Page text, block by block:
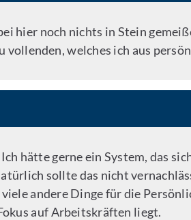
hier noch nichts in Stein
welches ich aus
hätte gerne ein System, das
sollte das nicht
andere Dinge für die
auf Arbeitskräften liegt.